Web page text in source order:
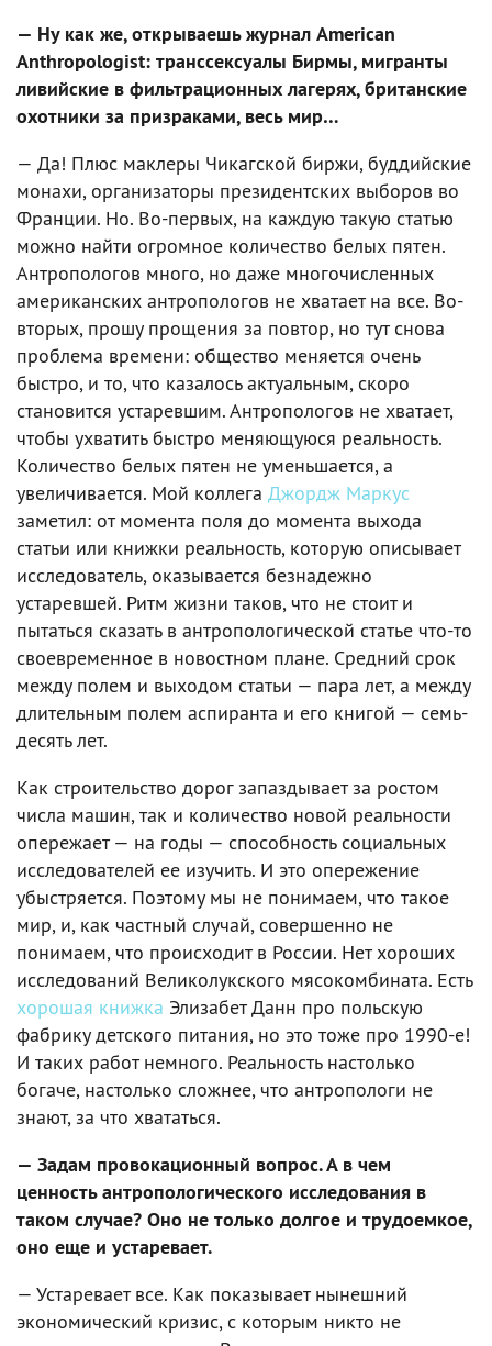
— Ну как же, открываешь журнал American
Anthropologist: транссексуалы Бирмы, мигранты
ливийские в фильтрационных лагерях, британские
охотники за призраками, весь мир…
— Да! Плюс маклеры Чикагской биржи, буддийские
монахи, организаторы президентских выборов во
Франции. Но. Во-первых, на каждую такую статью
можно найти огромное количество белых пятен.
Антропологов много, но даже многочисленных
американских антропологов не хватает на все. Во-
вторых, прошу прощения за повтор, но тут снова
проблема времени: общество меняется очень
быстро, и то, что казалось актуальным, скоро
становится устаревшим. Антропологов не хватает,
чтобы ухватить быстро меняющуюся реальность.
Количество белых пятен не уменьшается, а
увеличивается. Мой коллега Джордж Маркус
заметил: от момента поля до момента выхода
статьи или книжки реальность, которую описывает
исследователь, оказывается безнадежно
устаревшей. Ритм жизни таков, что не стоит и
пытаться сказать в антропологической статье что-то
своевременное в новостном плане. Средний срок
между полем и выходом статьи — пара лет, а между
длительным полем аспиранта и его книгой — семь-
десять лет.
Как строительство дорог запаздывает за ростом
числа машин, так и количество новой реальности
опережает — на годы — способность социальных
исследователей ее изучить. И это опережение
убыстряется. Поэтому мы не понимаем, что такое
мир, и, как частный случай, совершенно не
понимаем, что происходит в России. Нет хороших
исследований Великолукского мясокомбината. Есть
хорошая книжка Элизабет Данн про польскую
фабрику детского питания, но это тоже про 1990-е!
И таких работ немного. Реальность настолько
богаче, настолько сложнее, что антропологи не
знают, за что хвататься.
— Задам провокационный вопрос. А в чем
ценность антропологического исследования в
таком случае? Оно не только долгое и трудоемкое,
оно еще и устаревает.
— Устаревает все. Как показывает нынешний
экономический кризис, с которым никто не